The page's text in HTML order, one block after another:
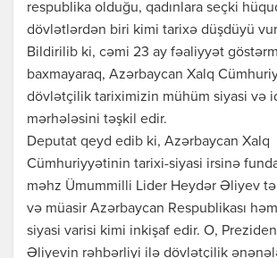
respublika olduğu, qadınlara seçki
dövlətlərdən biri kimi tarixə düşdüyü
Bildirilib ki, cəmi 23 ay fəaliyyət
baxmayaraq, Azərbaycan Xalq
dövlətçilik tariximizin mühüm siyasi və
mərhələsini təşkil edir.
Deputat qeyd edib ki, Azərbaycan Xalq
Cümhuriyyətinin tarixi-siyasi irsinə
məhz Ümummilli Lider Heydər Əliyev
və müasir Azərbaycan Respublikası
siyasi varisi kimi inkişaf edir. O,
Əliyevin rəhbərliyi ilə dövlətçilik